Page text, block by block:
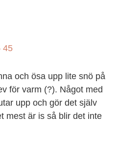
och ösa upp lite snö på
för varm (?). Något med
upp och gör det själv
mest är is så blir det inte